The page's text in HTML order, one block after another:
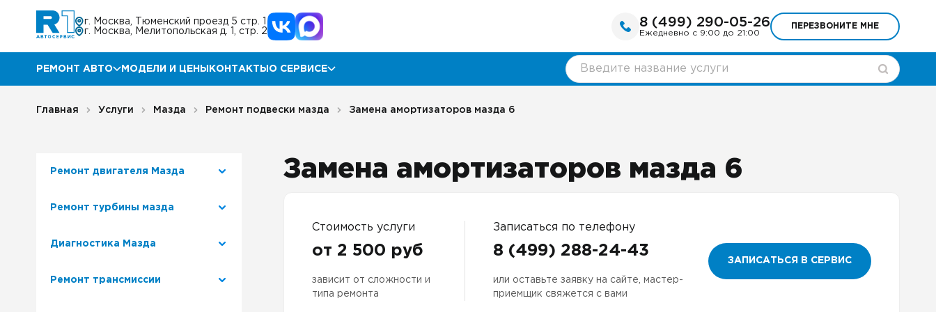
г. Москва, Тюменский проезд 5 стр. 1
г. Москва, Мелитопольская д. 1, стр. 2
8 (499) 290-05-26
Ежедневно с 9:00 до 21:00
ПЕРЕЗВОНИТЕ МНЕ
РЕМОНТ АВТО
Ремонт Мазда
Ремонт Хендай
МОДЕЛИ И ЦЕНЫ КОНТАКТЫ О СЕРВИСЕ
Программа лояльности
Отзывы
Корпоративным клиентам
Главная Услуги Мазда Ремонт подвески мазда Замена амортизаторов мазда 6
Ремонт двигателя Мазда
Ремонт турбины мазда
Диагностика Мазда
Ремонт трансмиссии
Замена амортизаторов мазда 6
Стоимость услуги
от 2 500 руб
зависит от сложности и
типа ремонта
Записаться по телефону
8 (499) 288-24-43
или оставьте заявку на сайте, мастер-
приемщик свяжется с вами
ЗАПИСАТЬСЯ В СЕРВИС